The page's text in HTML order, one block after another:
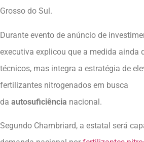
Grosso do Sul.
Durante evento de anúncio de
executiva explicou que a medida ainda
técnicos, mas integra a estratégia de
fertilizantes nitrogenados em busca
da autosuficiência nacional.
Segundo Chambriard, a estatal será